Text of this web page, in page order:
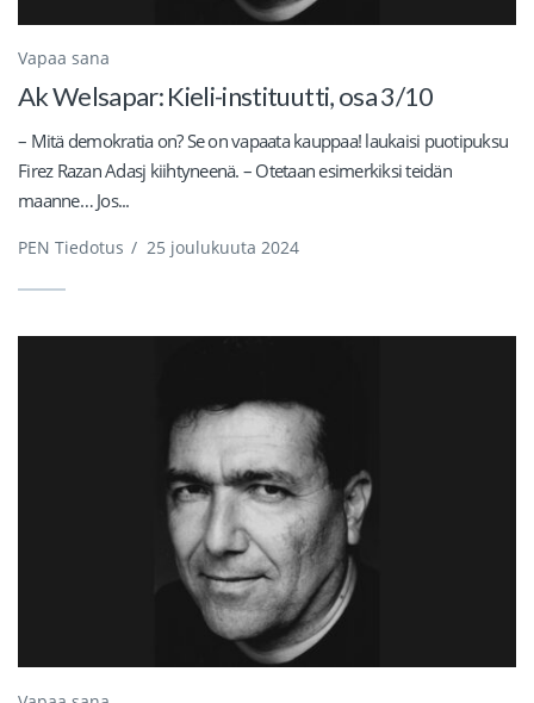
Vapaa sana
Ak Welsapar: Kieli-instituutti, osa 3/10
– Mitä demokratia on? Se on vapaata kauppaa! laukaisi puotipuksu
Firez Razan Adasj kiihtyneenä. – Otetaan esimerkiksi teidän
maanne… Jos...
PEN Tiedotus / 25 joulukuuta 2024